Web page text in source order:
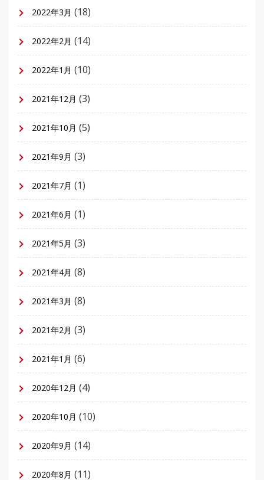
2022年3月 (18)
2022年2月 (14)
2022年1月 (10)
2021年12月 (3)
2021年10月 (5)
2021年9月 (3)
2021年7月 (1)
2021年6月 (1)
2021年5月 (3)
2021年4月 (8)
2021年3月 (8)
2021年2月 (3)
2021年1月 (6)
2020年12月 (4)
2020年10月 (10)
2020年9月 (14)
2020年8月 (11)